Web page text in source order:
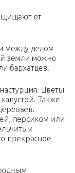
от
между делом
земли можно
бархатцев.
Цветы
Также
персиком или
и
прекрасное